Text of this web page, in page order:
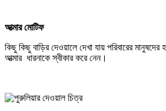
আত্মার মোটিফ
কিছু কিছু বাড়ির দেওয়ালে দেখা যায় পরিবারের মানুষদের
আত্মার ধারনাকে স্বীকার করে নেন।